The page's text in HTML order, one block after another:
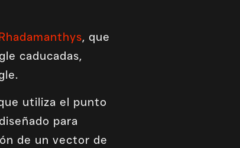
, que
caducadas,
utiliza el punto
para
de un vector de